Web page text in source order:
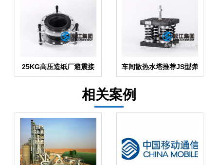
25KG高压造纸厂避震接
头
车间散热水塔推荐JS型弹
簧减震器
相关案例